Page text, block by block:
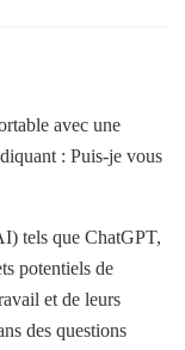
tels que ChatGPT,
potentiels de
et de leurs
des questions